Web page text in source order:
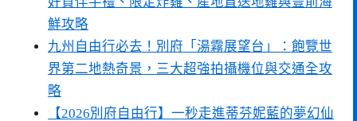
鮮攻略
九州自由行必去！別府「湯霧展望台」：飽覽世
界第二地熱奇景，三大超強拍攝機位與交通全攻
略
【2026別府自由行】一秒走進蒂芬妮藍的夢幻仙